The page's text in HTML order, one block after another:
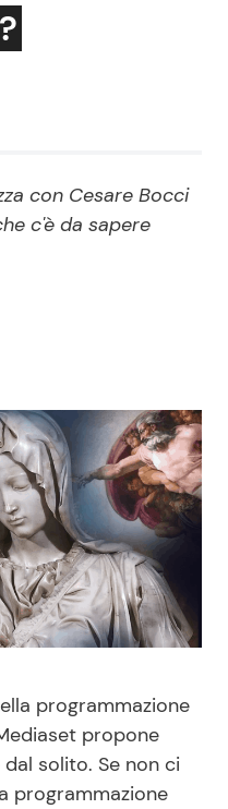
Coppie VIP
e Talent
e Ricette
di Cucina
Ricette in TV
con Cesare Bocci
c'è da sapere
programmazione
propone
solito. Se non ci
programmazione